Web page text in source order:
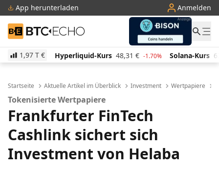
App herunterladen Anmelden
BTC-ECHO
1,97 T €
Kurs 48,31 € -1.70% Solana-Kurs 63,48 € -0.10% TRON-
Startseite Aktuelle Artikel im Überblick Investment Wertpapiere
Tokenisierte Wertpapiere
Frankfurter FinTech
Cashlink sichert sich
Investment von Helaba